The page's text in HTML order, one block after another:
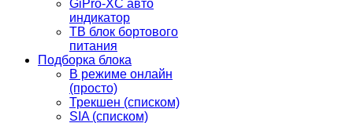
GiPro-XC авто
индикатор
TB блок бортового
питания
Подборка блока
В режиме онлайн
(просто)
Трекшен (списком)
SIA (списком)